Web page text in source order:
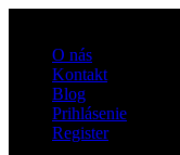
O nás
Kontakt
Blog
Prihlásenie
Register